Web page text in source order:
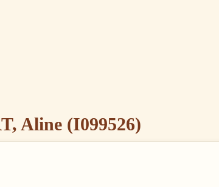
Aline (I099526)